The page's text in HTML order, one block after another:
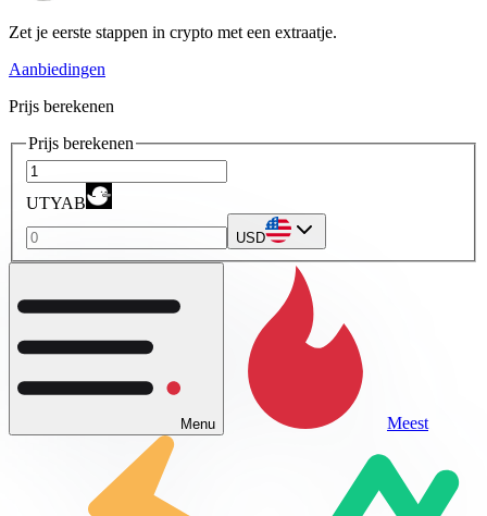
Zet je eerste stappen in crypto met een extraatje.
Aanbiedingen
Prijs berekenen
Prijs berekenen
UTYAB
USD
Menu Meest